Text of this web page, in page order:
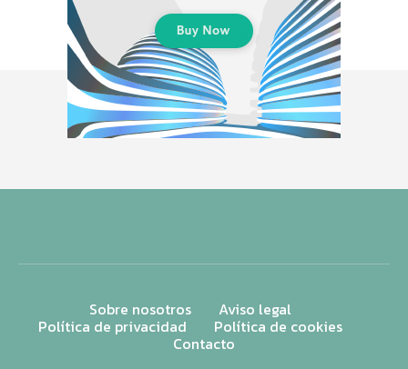
Sobre nosotros Aviso legal
Política de privacidad Política de cookies
Contacto